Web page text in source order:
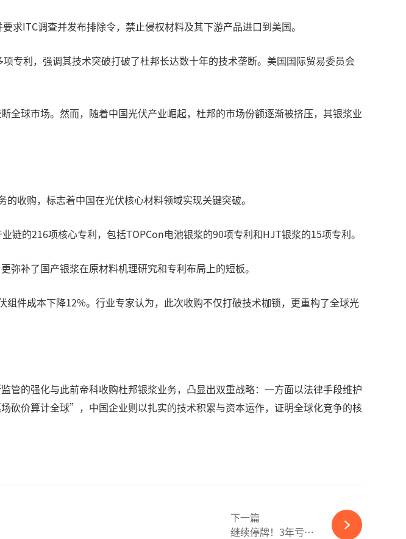
ITC调查并发布排除令，禁止侵权材料及其下游产品进口到美国。
专利，强调其技术突破打破了杜邦长达数十年的技术垄断。美国国际贸易委员会
球市场。然而，随着中国光伏产业崛起，杜邦的市场份额逐渐被挤压，其银浆业
收购，标志着中国在光伏核心材料领域实现关键突破。
的216项核心专利，包括TOPCon电池银浆的90项专利和HJT银浆的15项专利。
补了国产银浆在原材料机理研究和专利布局上的短板。
件成本下降12%。行业专家认为，此次收购不仅打破技术枷锁，更重构了全球光
的强化与此前帝科收购杜邦银浆业务，凸显出双重战略：一方面以法律手段维护
砍价算计全球”，中国企业则以扎实的技术积累与资本运作，证明全球化竞争的核
下一篇
继续停牌！3年亏损！又一光伏企业或将“易主”-365wm完美体育官网